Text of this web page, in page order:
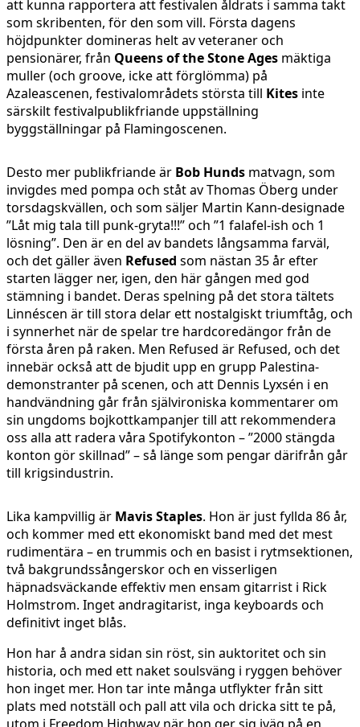
att kunna rapportera att festivalen åldrats i samma takt
som skribenten, för den som vill. Första dagens
höjdpunkter domineras helt av veteraner och
pensionärer, från Queens of the Stone Ages mäktiga
muller (och groove, icke att förglömma) på
Azaleascenen, festivalområdets största till Kites inte
särskilt festivalpublikfriande uppställning
byggställningar på Flamingoscenen.
Desto mer publikfriande är Bob Hunds matvagn, som
invigdes med pompa och ståt av Thomas Öberg under
torsdagskvällen, och som säljer Martin Kann-designade
”Låt mig tala till punk-gryta!!!” och ”1 falafel-ish och 1
lösning”. Den är en del av bandets långsamma farväl,
och det gäller även Refused som nästan 35 år efter
starten lägger ner, igen, den här gången med god
stämning i bandet. Deras spelning på det stora tältets
Linnéscen är till stora delar ett nostalgiskt triumftåg, och
i synnerhet när de spelar tre hardcoredängor från de
första åren på raken. Men Refused är Refused, och det
innebär också att de bjudit upp en grupp Palestina-
demonstranter på scenen, och att Dennis Lyxsén i en
handvändning går från självironiska kommentarer om
sin ungdoms bojkottkampanjer till att rekommendera
oss alla att radera våra Spotifykonton – ”2000 stängda
konton gör skillnad” – så länge som pengar därifrån går
till krigsindustrin.
Lika kampvillig är Mavis Staples. Hon är just fyllda 86 år,
och kommer med ett ekonomiskt band med det mest
rudimentära – en trummis och en basist i rytmsektionen,
två bakgrundssångerskor och en visserligen
häpnadsväckande effektiv men ensam gitarrist i Rick
Holmstrom. Inget andragitarist, inga keyboards och
definitivt inget blås.
Hon har å andra sidan sin röst, sin auktoritet och sin
historia, och med ett naket soulsväng i ryggen behöver
hon inget mer. Hon tar inte många utflykter från sitt
plats med notställ och pall att vila och dricka sitt te på,